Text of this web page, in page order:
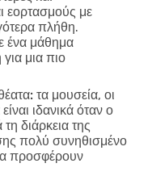
εορτασμούς με
πλήθη.
ένα μάθημα
μια πιο
τα μουσεία, οι
ιδανικά όταν ο
τη διάρκεια της
πολύ συνηθισμένο
προσφέρουν